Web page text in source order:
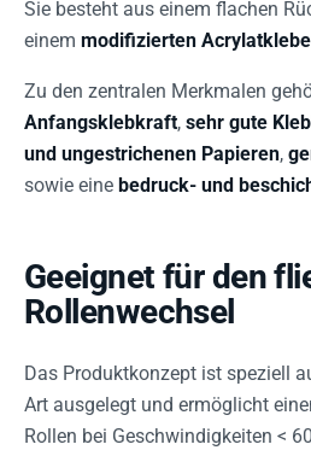
Sie besteht aus einem flachen
einem modifizierten
Zu den zentralen Merkmalen
Anfangsklebkraft, sehr gute
und ungestrichenen Papieren,
sowie eine bedruck- und
Geeignet für den
Rollenwechsel
Das Produktkonzept ist speziell
Art ausgelegt und ermöglicht
Rollen bei Geschwindigkeiten <